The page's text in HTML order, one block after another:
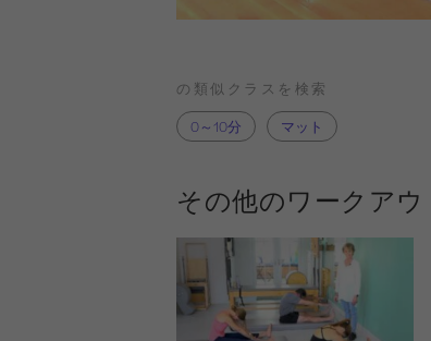
の類似クラスを検索
0～10分
マット
その他のワークアウ